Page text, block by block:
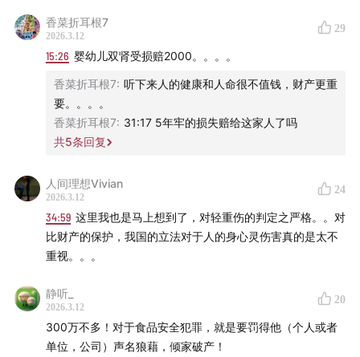
13:27 基本案情
消费者能索要“天价赔偿”吗
法律到底在研究什么
32:47 敲诈勒索的入罪标准是2000元到5000元
消费者有权曝光产品质量问题
吴秀波被敲诈勒索案
基本案情
香菜折耳根7
2026.3.12
29
15:26 婴幼儿双肾受损赔2000。。。。
香菜折耳根7: 听下来人的健康和人命很不值钱，财产更重
要。。。。
香菜折耳根7: 31:17 5年牢的损失赔给这家人了吗
共5条回复
人间理想Vivian
2026.3.12
24
34:59 这里我也是马上想到了，对轻重伤的判定之严格。。对
比财产的保护，我国的立法对于人的身心灵伤害真的是太不
重视。。。
静听_
2026.3.12
20
300万不多！对于食品安全犯罪，就是要罚得他（个人或者
单位，公司）声名狼藉，倾家破产！